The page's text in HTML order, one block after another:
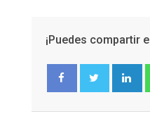
¡Puedes compartir